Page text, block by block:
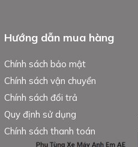
Hướng dẫn mua hàng
Chính sách bảo mật
Chính sách vận chuyển
Chính sách đổi trả
Quy định sử dụng
Chính sách thanh toán